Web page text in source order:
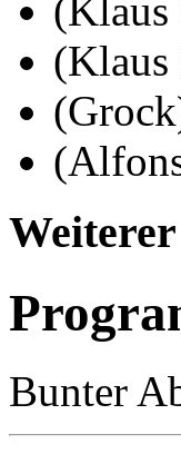
(Klaus
(Klaus
Bunter